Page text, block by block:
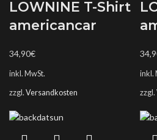
LOWNINE T-Shirt
americancar
34,90€
inkl. MwSt.
zzgl. Versandkosten
inkl.
zzgl.